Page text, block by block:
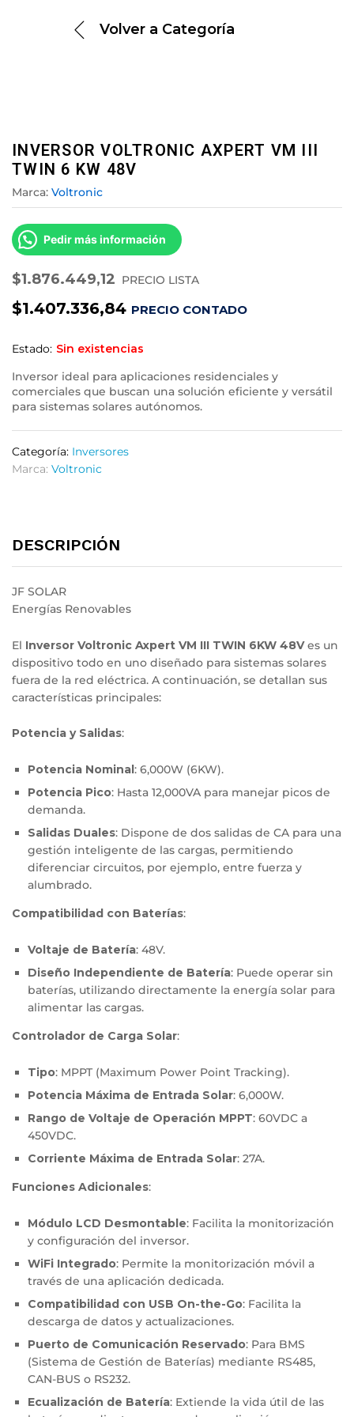
Volver a Categoría
INVERSOR VOLTRONIC AXPERT VM III
TWIN 6 KW 48V
Marca: Voltronic
Pedir más información
$1.876.449,12 PRECIO LISTA
$1.407.336,84 PRECIO CONTADO
Estado: Sin existencias
Inversor ideal para aplicaciones residenciales y
comerciales que buscan una solución eficiente y versátil
para sistemas solares autónomos.
Categoría: Inversores
Marca: Voltronic
DESCRIPCIÓN
JF SOLAR
Energías Renovables
El Inversor Voltronic Axpert VM III TWIN 6KW 48Ves un
dispositivo todo en uno diseñado para sistemas solares
fuera de la red eléctrica. A continuación, se detallan sus
características principales:
Potencia y Salidas:
Potencia Nominal: 6,000W (6KW).
Potencia Pico: Hasta 12,000VA para manejar picos de
demanda.
Salidas Duales: Dispone de dos salidas de CA para una
gestión inteligente de las cargas, permitiendo
diferenciar circuitos, por ejemplo, entre fuerza y
alumbrado.
Compatibilidad con Baterías:
Voltaje de Batería: 48V.
Diseño Independiente de Batería: Puede operar sin
baterías, utilizando directamente la energía solar para
alimentar las cargas.
Controlador de Carga Solar:
Tipo: MPPT (Maximum Power Point Tracking).
Potencia Máxima de Entrada Solar: 6,000W.
Rango de Voltaje de Operación MPPT: 60VDC a
450VDC.
Corriente Máxima de Entrada Solar: 27A.
Funciones Adicionales:
Módulo LCD Desmontable: Facilita la monitorización
y configuración del inversor.
WiFi Integrado: Permite la monitorización móvil a
través de una aplicación dedicada.
Compatibilidad con USB On-the-Go: Facilita la
descarga de datos y actualizaciones.
Puerto de Comunicación Reservado: Para BMS
(Sistema de Gestión de Baterías) mediante RS485,
CAN-BUS o RS232.
Ecualización de Batería: Extiende la vida útil de las